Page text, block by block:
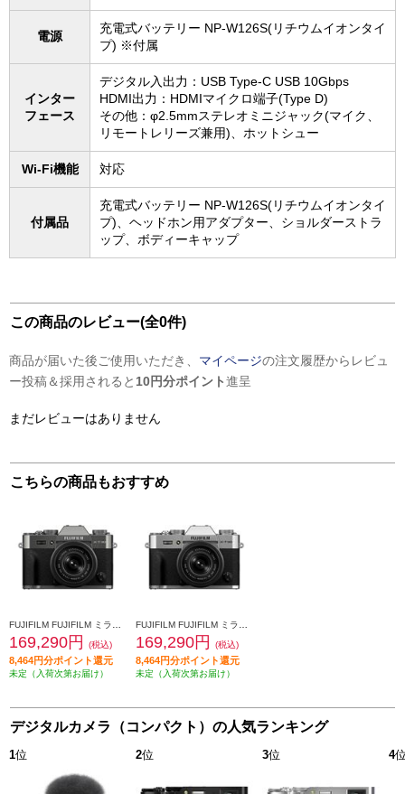
電源
充電式バッテリー NP-W126S(リチウムイオンタイ
プ) ※付属
インター
フェース
デジタル入出力：USB Type-C USB 10Gbps
HDMI出力：HDMIマイクロ端子(Type D)
その他：φ2.5mmステレオミニジャック(マイク、
リモートレリーズ兼用)、ホットシュー
Wi-Fi機能 対応
付属品
充電式バッテリー NP-W126S(リチウムイオンタイ
プ)、ヘッドホン用アダプター、ショルダーストラ
ップ、ボディーキャップ
この商品のレビュー(全0件)
商品が届いた後ご使用いただき、 マイページの注文履歴からレビュ
ー投稿＆採用されると 10円分ポイント進呈
まだレビューはありません
こちらの商品もおすすめ
169,290円 (税込)
8,464円分ポイント還元
未定（入荷次第お届け）
169,290円 (税込)
8,464円分ポイント還元
未定（入荷次第お届け）
デジタルカメラ（コンパクト）の人気ランキング
1位 2位 3位 4